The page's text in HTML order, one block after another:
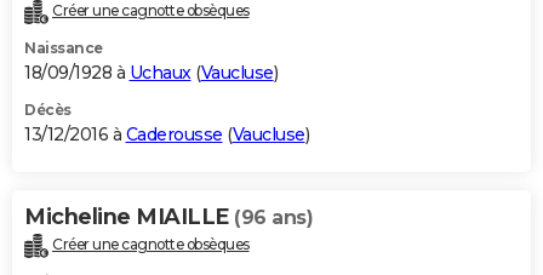
Créer une cagnotte obsèques
Naissance
18/09/1928 à Uchaux(Vaucluse)
Décès
13/12/2016 à Caderousse (Vaucluse)
Micheline MIAILLE (96 ans)
Créer une cagnotte obsèques